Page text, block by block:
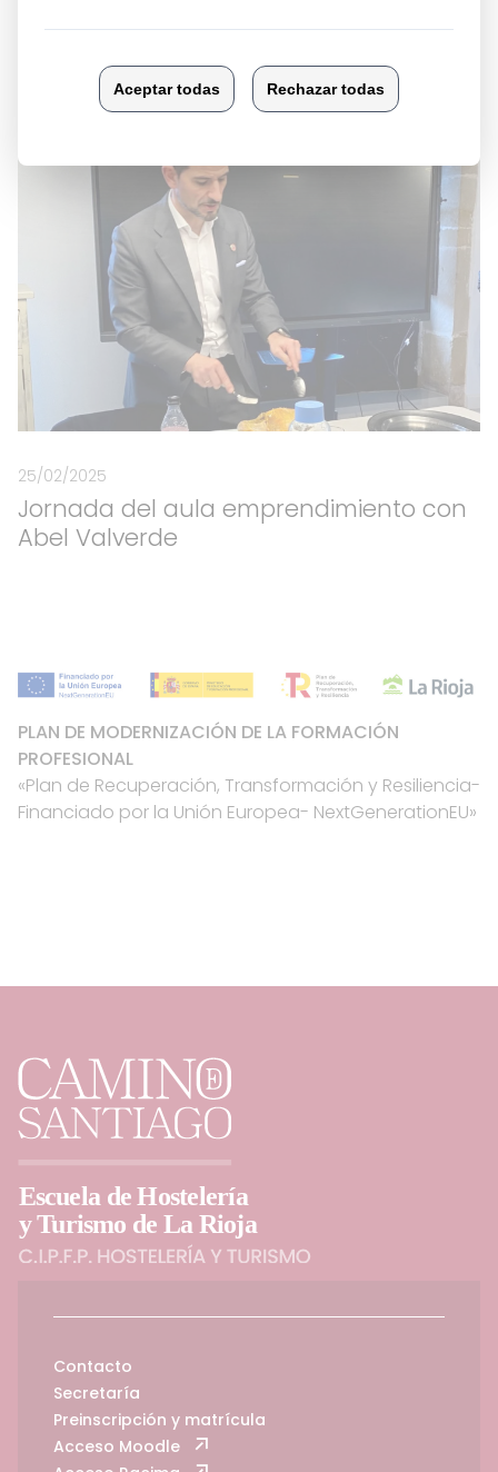
12/03/2025
Finalistas Proyecto Gira Coca Cola
25/02/2025
Jornada del aula emprendimiento con
Abel Valverde
PLAN DE MODERNIZACIÓN DE LA FORMACIÓN
PROFESIONAL
«Plan de Recuperación, Transformación y Resiliencia-
Financiado por la Unión Europea- NextGenerationEU»
Contacto
Secretaría
Preinscripción y matrícula
Acceso Moodle